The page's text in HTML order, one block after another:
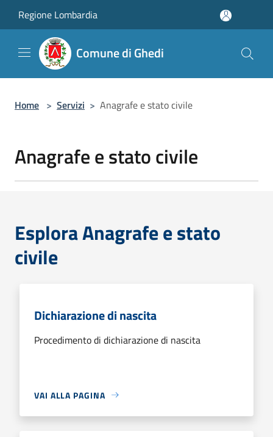
Regione Lombardia
Comune di Ghedi
Home > Servizi > Anagrafe e stato civile
Anagrafe e stato civile
Esplora Anagrafe e stato
civile
Dichiarazione di nascita
Procedimento di dichiarazione di nascita
VAI ALLA PAGINA